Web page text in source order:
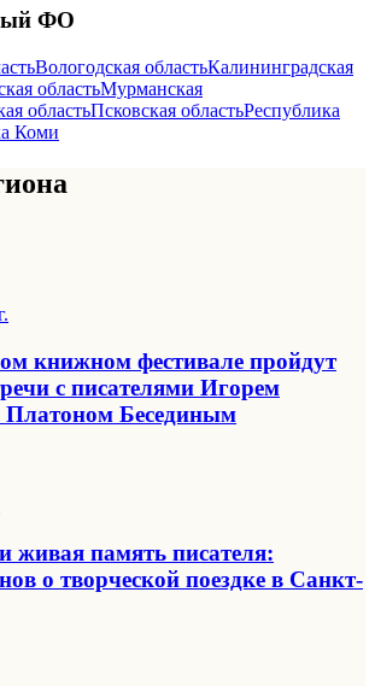
ФО
Вологодская областьКалининградская
областьМурманская
областьПсковская областьРеспублика
Коми
книжном фестивале пройдут
с писателями Игорем
Бесединым
живая память писателя:
о творческой поездке в Санкт-